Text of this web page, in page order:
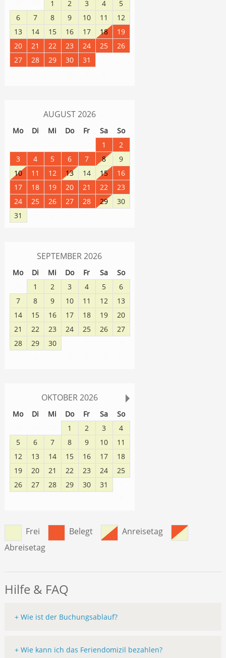
1 2 3 4
5
6
7 8 9 10 11
12
13
14 15 16 17 18
19
20
21 22 23 24 25
26
27
28 29 30 31
AUGUST2026
Mo Di Mi Do Fr Sa
So
1
2
3
4 5 6 7 8
9
10
11 12 13 14 15
16
17
18 19 20 21 22
23
24
25 26 27 28 29
30
31
SEPTEMBER 2026
Mo Di Mi Do Fr Sa
So
1 2 3 4 5
6
7
8 9 10 11 12
13
14
15 16 17 18 19
20
21
22 23 24 25 26
27
28
29 30
OKTOBER2026
Mo Di Mi Do Fr Sa
So
1 2 3
4
5
6 7 8 9 10
11
12
13 14 15 16 17
18
19
20 21 22 23 24
25
26
27 28 29 30 31
Frei Belegt
Anreisetag
Abreisetag
Hilfe & FAQ
+ Wie ist der Buchungsablauf?
+ Wie kann ich das Feriendomizil bezahlen?